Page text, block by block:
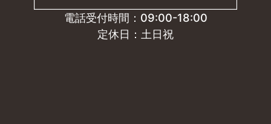
電話受付時間：09:00-18:00
定休日：土日祝